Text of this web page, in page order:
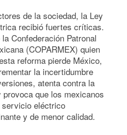
de la sociedad, la Ley
recibió fuertes críticas.
Confederación Patronal
(COPARMEX) quien
reforma pierde México,
la incertidumbre
atenta contra la
que los mexicanos
servicio eléctrico
y de menor calidad.